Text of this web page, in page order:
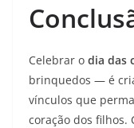
Celebrar o dia das
brinquedos — é
vínculos que
coração dos filhos.